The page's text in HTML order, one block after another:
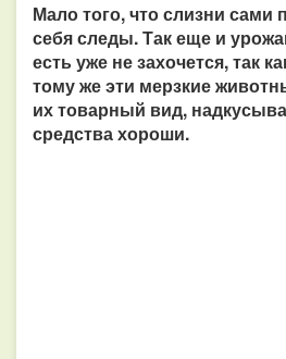
Мало того, что слизни сами
себя следы. Так еще и
есть уже не захочется, так
тому же эти мерзкие
их товарный вид,
средства хороши.